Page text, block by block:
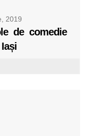
2019
de comedie